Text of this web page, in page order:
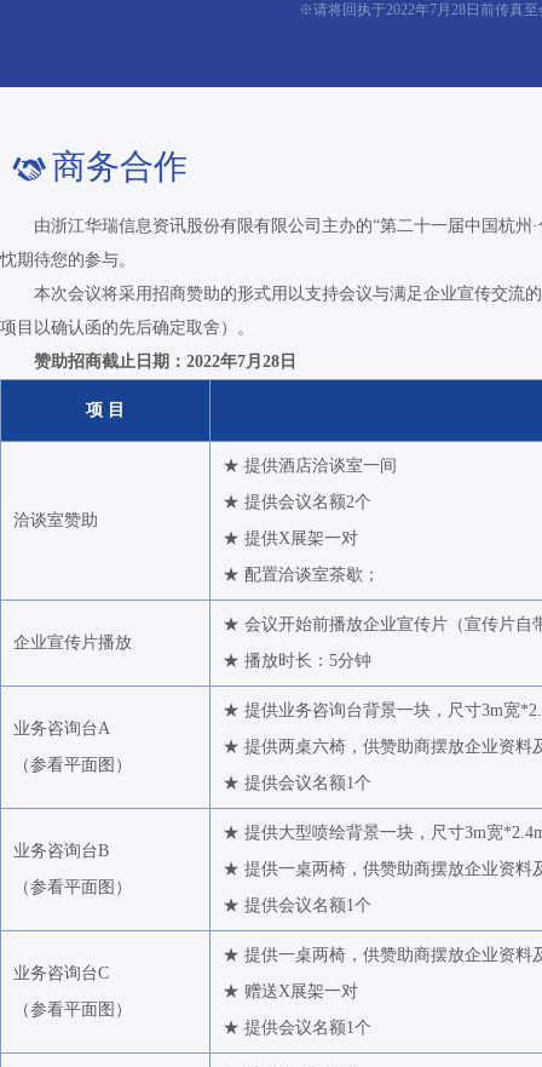
※请将回执于2022年7月28日前传真
商务合作
由浙江华瑞信息资讯股份有限有限公司主办的“第二十一届中国杭州·
忱期待您的参与。
本次会议将采用招商赞助的形式用以支持会议与满足企业宣传交流的
项目以确认函的先后确定取舍）。
赞助招商截止日期：2022年7月28日
项 目
洽谈室赞助
★ 提供酒店洽谈室一间
★ 提供会议名额2个
★ 提供X展架一对
★ 配置洽谈室茶歇；
企业宣传片播放
★ 会议开始前播放企业宣传片（宣传片自
★ 播放时长：5分钟
业务咨询台A
（参看平面图 ）
★ 提供业务咨询台背景一块，尺寸3m宽
★ 提供两桌六椅，供赞助商摆放企业资料
★ 提供会议名额1个
业务咨询台B
（参看平面图 ）
★ 提供大型喷绘背景一块，尺寸3m宽
★ 提供一桌两椅，供赞助商摆放企业资料
★ 提供会议名额1个
业务咨询台C
（参看平面图 ）
★ 提供一桌两椅，供赞助商摆放企业资料
★ 赠送X展架一对
★ 提供会议名额1个